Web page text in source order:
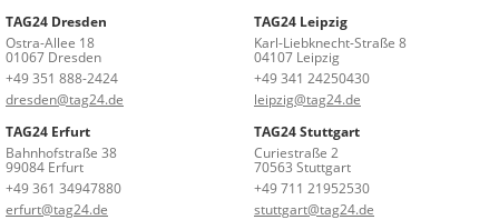
TAG24 Dresden
Ostra-Allee 18
01067 Dresden
+49 351 888-2424
dresden@tag24.de
TAG24 Leipzig
Karl-Liebknecht-Straße 8
04107 Leipzig
+49 341 24250430
leipzig@tag24.de
TAG24 Erfurt
Bahnhofstraße 38
99084 Erfurt
+49 361 34947880
erfurt@tag24.de
TAG24 Stuttgart
Curiestraße 2
70563 Stuttgart
+49 711 21952530
stuttgart@tag24.de